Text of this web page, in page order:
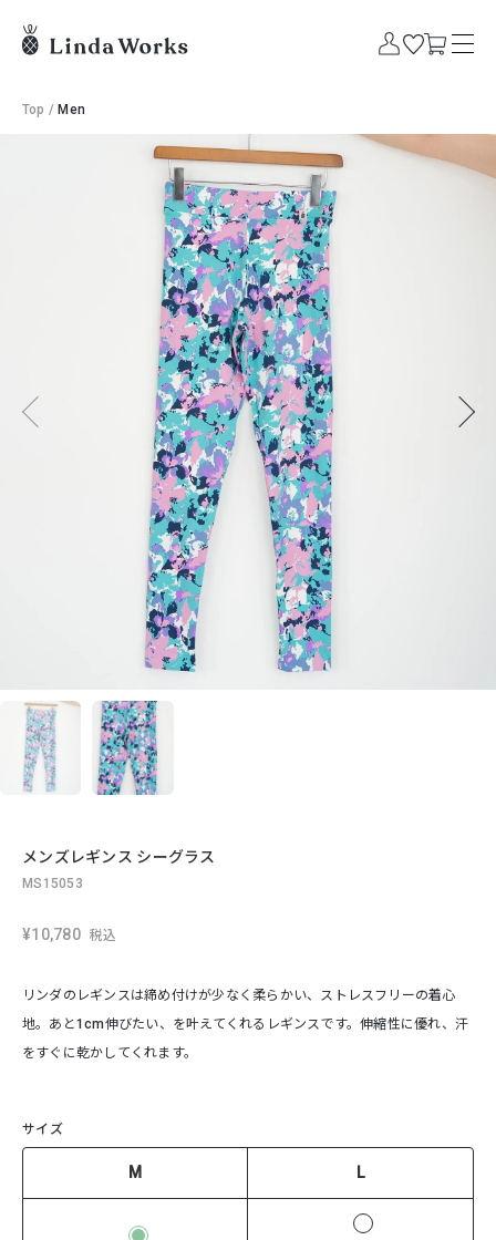
Top / Men
メンズレギンス シーグラス
MS15053
¥10,780 税込
リンダのレギンスは締め付けが少なく柔らかい、ストレスフリーの着心
地。あと1cm伸びたい、を叶えてくれるレギンスです。伸縮性に優れ、汗
をすぐに乾かしてくれます。
サイズ
M L